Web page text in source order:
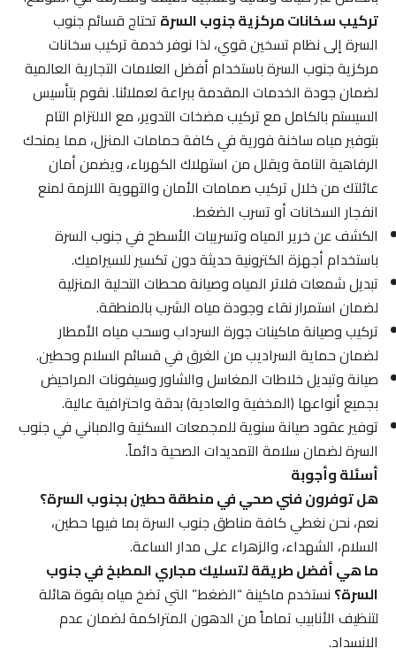
تركيب سخانات مركزية جنوب السرةتحتاج قسائم جنوب
السرة إلى نظام تسخين قوي، لذا نوفر خدمة تركيب سخانات
مركزية جنوب السرة باستخدام أفضل العلامات التجارية العالمية
لضمان جودة الخدمات المقدمة ببراعة لعملائنا. نقوم بتأسيس
السيستم بالكامل مع تركيب مضخات التدوير، مع الالتزام التام
بتوفير مياه ساخنة فورية في كافة حمامات المنزل، مما يمنحك
الرفاهية التامة ويقلل من استهلاك الكهرباء، ويضمن أمان
عائلتك من خلال تركيب صمامات الأمان والتهوية اللازمة لمنع
انفجار السخانات أو تسرب الضغط.
الكشف عن خرير المياه وتسريبات الأسطح في جنوب السرة
باستخدام أجهزة الكترونية حديثة دون تكسير للسيراميك.
تبديل شمعات فلاتر المياه وصيانة محطات التحلية المنزلية
لضمان استمرار نقاء وجودة مياه الشرب بالمنطقة.
تركيب وصيانة ماكينات جورة السرداب وسحب مياه الأمطار
لضمان حماية السراديب من الغرق في قسائم السلام وحطين.
صيانة وتبديل خلاطات المغاسل والشاور وسيفونات المراحيض
بجميع أنواعها (المخفية والعادية) بدقة واحترافية عالية.
توفير عقود صيانة سنوية للمجمعات السكنية والمباني في جنوب
السرة لضمان سلامة التمديدات الصحية دائماً.
أسئلة وأجوبة
هل توفرون فني صحي في منطقة حطين بجنوب السرة؟
نعم، نحن نغطي كافة مناطق جنوب السرة بما فيها حطين،
السلام، الشهداء، والزهراء على مدار الساعة.
ما هي أفضل طريقة لتسليك مجاري المطبخ في جنوب
السرة؟نستخدم ماكينة “الضغط” التي تضخ مياه بقوة هائلة
لتنظيف الأنابيب تماماً من الدهون المتراكمة لضمان عدم
الانسداد.